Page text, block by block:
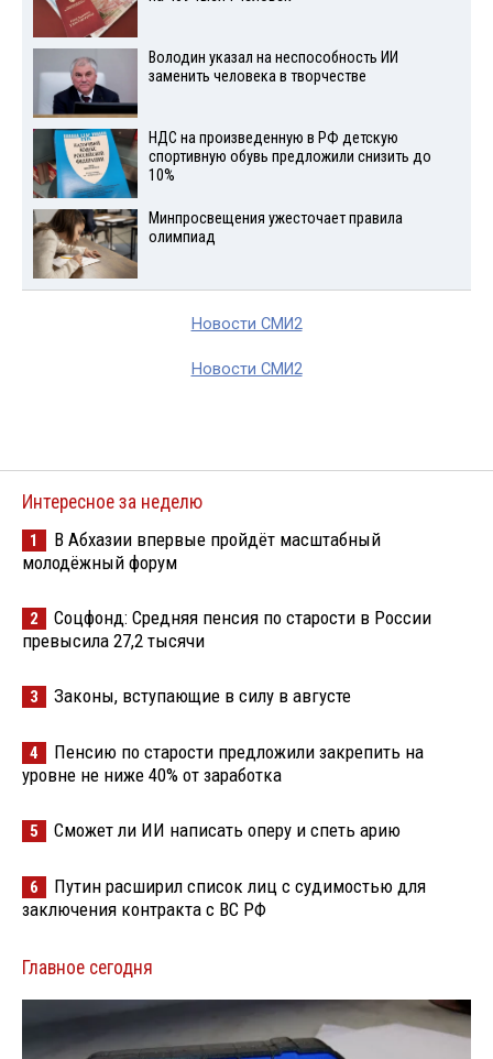
Володин указал на неспособность ИИ
заменить человека в творчестве
НДС на произведенную в РФ детскую
спортивную обувь предложили снизить до
10%
Минпросвещения ужесточает правила
олимпиад
Новости СМИ2
Новости СМИ2
Интересное за неделю
1
В Абхазии впервые пройдёт масштабный
молодёжный форум
2
Соцфонд: Средняя пенсия по старости в России
превысила 27,2 тысячи
3 Законы, вступающие в силу в августе
4
Пенсию по старости предложили закрепить на
уровне не ниже 40% от заработка
5 Сможет ли ИИ написать оперу и спеть арию
6
Путин расширил список лиц с судимостью для
заключения контракта с ВС РФ
Главное сегодня